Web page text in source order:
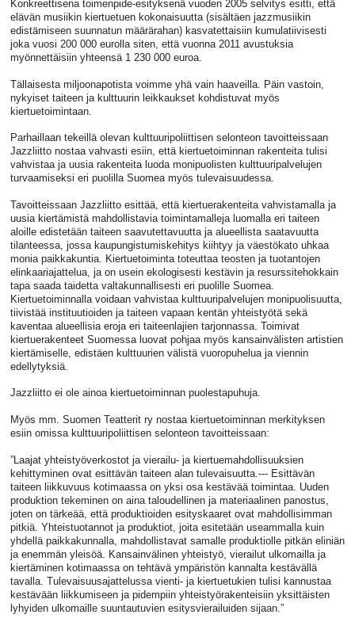
Konkreettisena toimenpide-esityksenä vuoden 2005 selvitys esitti, että
elävän musiikin kiertuetuen kokonaisuutta (sisältäen jazzmusiikin
edistämiseen suunnatun määrärahan) kasvatettaisiin kumulatiivisesti
joka vuosi 200 000 eurolla siten, että vuonna 2011 avustuksia
myönnettäisiin yhteensä 1 230 000 euroa.
Tällaisesta miljoonapotista voimme yhä vain haaveilla. Päin vastoin,
nykyiset taiteen ja kulttuurin leikkaukset kohdistuvat myös
kiertuetoimintaan.
Parhaillaan tekeillä olevan kulttuuripoliittisen selonteon tavoitteissaan
Jazzliitto nostaa vahvasti esiin, että kiertuetoiminnan rakenteita tulisi
vahvistaa ja uusia rakenteita luoda monipuolisten kulttuuripalvelujen
turvaamiseksi eri puolilla Suomea myös tulevaisuudessa.
Tavoitteissaan Jazzliitto esittää, että kiertuerakenteita vahvistamalla ja
uusia kiertämistä mahdollistavia toimintamalleja luomalla eri taiteen
aloille edistetään taiteen saavutettavuutta ja alueellista saatavuutta
tilanteessa, jossa kaupungistumiskehitys kiihtyy ja väestökato uhkaa
monia paikkakuntia. Kiertuetoiminta toteuttaa teosten ja tuotantojen
elinkaariajattelua, ja on usein ekologisesti kestävin ja resurssitehokkain
tapa saada taidetta valtakunnallisesti eri puolille Suomea.
Kiertuetoiminnalla voidaan vahvistaa kulttuuripalvelujen monipuolisuutta,
tiivistää instituutioiden ja taiteen vapaan kentän yhteistyötä sekä
kaventaa alueellisia eroja eri taiteenlajien tarjonnassa. Toimivat
kiertuerakenteet Suomessa luovat pohjaa myös kansainvälisten artistien
kiertämiselle, edistäen kulttuurien välistä vuoropuhelua ja viennin
edellytyksiä.
Jazzliitto ei ole ainoa kiertuetoiminnan puolestapuhuja.
Myös mm. Suomen Teatterit ry nostaa kiertuetoiminnan merkityksen
esiin omissa kulttuuripoliittisen selonteon tavoitteissaan:
”Laajat yhteistyöverkostot ja vierailu- ja kiertuemahdollisuuksien
kehittyminen ovat esittävän taiteen alan tulevaisuutta.--- Esittävän
taiteen liikkuvuus kotimaassa on yksi osa kestävää toimintaa. Uuden
produktion tekeminen on aina taloudellinen ja materiaalinen panostus,
joten on tärkeää, että produktioiden esityskaaret ovat mahdollisimman
pitkiä. Yhteistuotannot ja produktiot, joita esitetään useammalla kuin
yhdellä paikkakunnalla, mahdollistavat samalle produktiolle pitkän eliniän
ja enemmän yleisöä. Kansainvälinen yhteistyö, vierailut ulkomailla ja
kiertäminen kotimaassa on tehtävä ympäristön kannalta kestävällä
tavalla. Tulevaisuusajattelussa vienti- ja kiertuetukien tulisi kannustaa
kestävään liikkumiseen ja pidempiin yhteistyörakenteisiin yksittäisten
lyhyiden ulkomaille suuntautuvien esitysvierailuiden sijaan.”